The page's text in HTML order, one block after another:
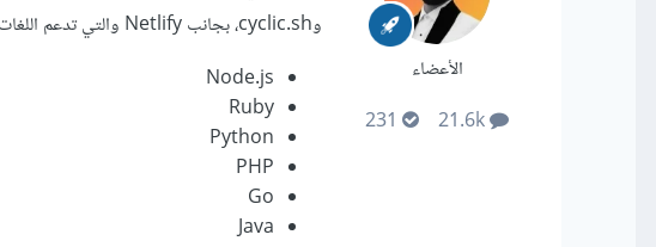
الأعضاء
وcyclic.sh، بجانب Netlify والتي تدعم اللغات والبيئات التالية:
Node.js
Ruby
Python
PHP
Go
Java